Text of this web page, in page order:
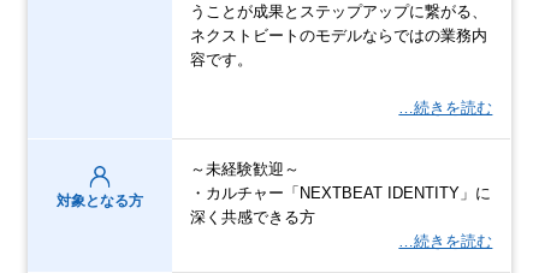
うことが成果とステップアップに繋がる、
ネクストビートのモデルならではの業務内
容です。
…続きを読む
対象となる方
～未経験歓迎～
・カルチャー「NEXTBEAT IDENTITY」に
深く共感できる方
…続きを読む